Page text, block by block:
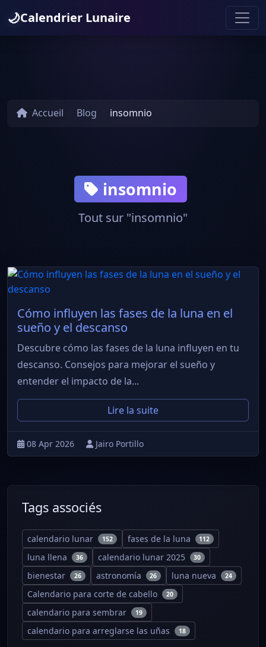
🌙Calendrier Lunaire
Accueil Blog insomnio
insomnio
Tout sur "insomnio"
Cómo influyen las fases de la luna en el
sueño y el descanso
Descubre cómo las fases de la luna influyen en tu
descanso. Consejos para mejorar el sueño y
entender el impacto de la...
Lire la suite
08 Apr 2026 Jairo Portillo
Tags associés
calendario lunar 152 fases de la luna 112
luna llena 36 calendario lunar 2025 30
bienestar 26 astronomía 26 luna nueva 24
Calendario para corte de cabello 20
calendario para sembrar 19
calendario para arreglarse las uñas 18